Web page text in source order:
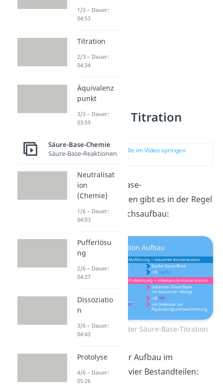
Säure Base Titration
zur Stelle im Video springen
(00:53)
Bei dem Säure-Base-
Titrationsverfahren gibt es in der Regel
folgenden Versuchsaufbau:
Versuchsaufbau der Säure-Base-Titration
Dabei besteht der Aufbau im
Allgemeinen aus vier Bestandteilen:
1/3 – Dauer:
04:53
Titration
2/3 – Dauer:
04:34
Äquivalenz
punkt
3/3 – Dauer:
03:59
Säure-Base-Chemie
Säure-Base-Reaktionen
Neutralisat
ion
(Chemie)
1/6 – Dauer:
04:03
Pufferlösu
ng
2/6 – Dauer:
04:27
Dissoziatio
n
3/6 – Dauer:
04:43
Protolyse
4/6 – Dauer:
05:26